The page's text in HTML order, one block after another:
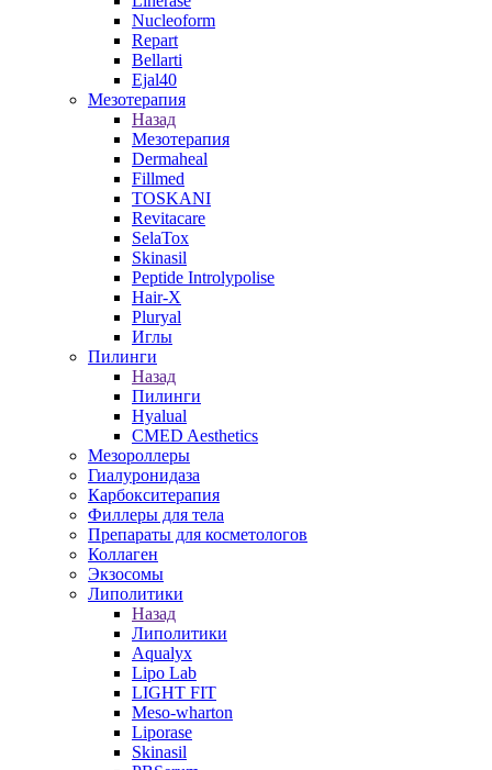
Nucleoform
Repart
Bellarti
Ejal40
Мезотерапия
Назад
Мезотерапия
Dermaheal
Fillmed
TOSKANI
Revitacare
SelaTox
Skinasil
Peptide Introlypolise
Hair-X
Pluryal
Иглы
Пилинги
Назад
Пилинги
Hyalual
CMED Aesthetics
Мезороллеры
Гиалуронидаза
Карбокситерапия
Филлеры для тела
Препараты для косметологов
Коллаген
Экзосомы
Липолитики
Назад
Липолитики
Aqualyx
Lipo Lab
LIGHT FIT
Meso-wharton
Liporase
Skinasil